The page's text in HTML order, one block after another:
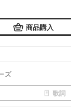
商品購入
ズ
歌詞